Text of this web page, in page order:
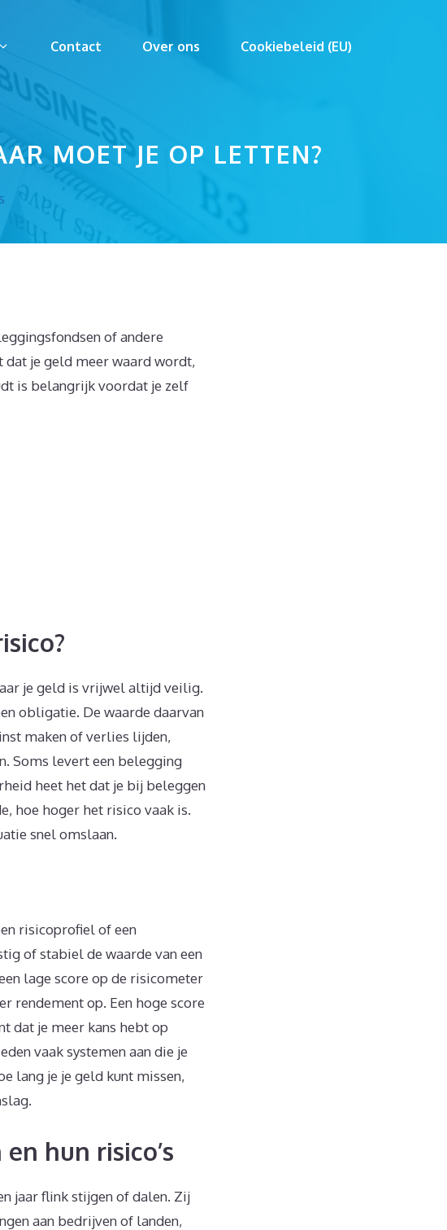
Contact Over ons Cookiebeleid (EU)
MOET JE OP LETTEN?
of andere
dat je geld meer waard wordt,
is belangrijk voordat je zelf
je geld is vrijwel altijd veilig.
obligatie. De waarde daarvan
maken of verlies lijden,
Soms levert een belegging
heet het dat je bij beleggen
hoe hoger het risico vaak is.
snel omslaan.
risicoprofiel of een
of stabiel de waarde van een
lage score op de risicometer
rendement op. Een hoge score
dat je meer kans hebt op
vaak systemen aan die je
lang je je geld kunt missen,
hun risico’s
jaar flink stijgen of dalen. Zij
aan bedrijven of landen,